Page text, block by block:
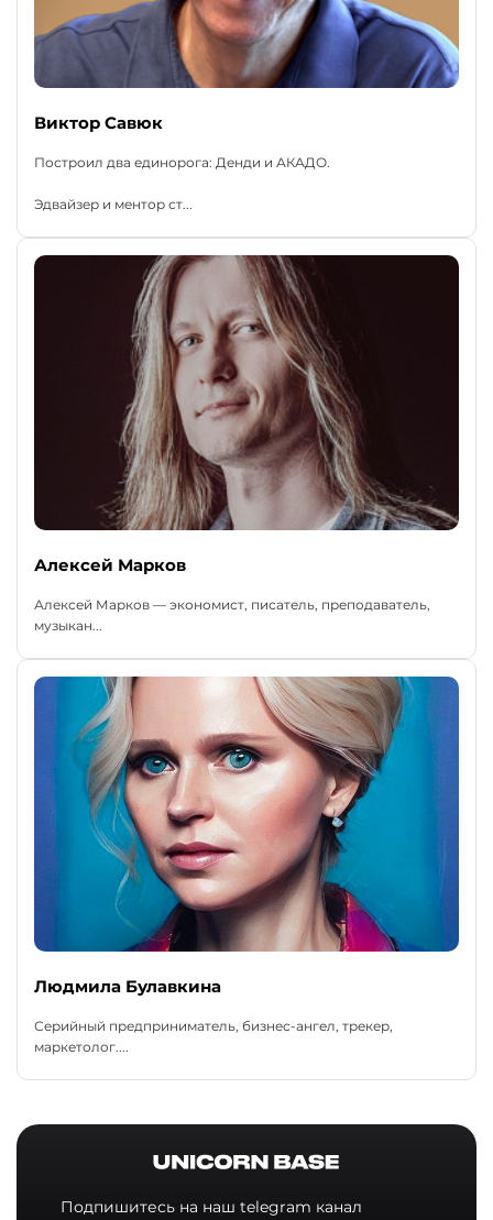
Виктор Савюк
Построил два единорога: Денди и АКАДО.
Эдвайзер и ментор ст...
Алексей Марков
Алексей Марков — экономист, писатель, преподаватель,
музыкан...
Людмила Булавкина
Серийный предприниматель, бизнес-ангел, трекер,
маркетолог....
Подпишитесь на наш telegram канал